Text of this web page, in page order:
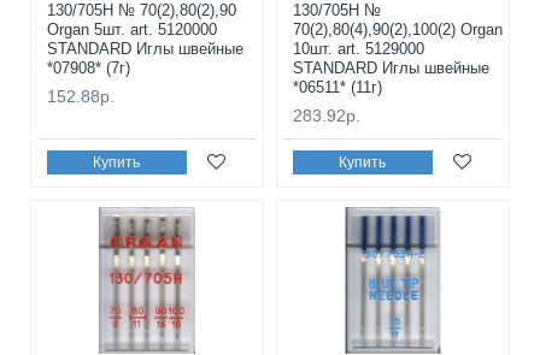
130/705H № 70(2),80(2),90
Organ 5шт. art. 5120000
STANDARD Иглы швейные
*07908* (7г)
152.88р.
Купить
130/705H №
70(2),80(4),90(2),100(2) Organ
10шт. art. 5129000
STANDARD Иглы швейные
*06511* (11г)
283.92р.
Купить